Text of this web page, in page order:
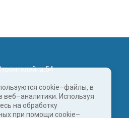
cookie–файлы, в
веб–аналитики. Используя
на обработку
при помощи cookie–
д.54